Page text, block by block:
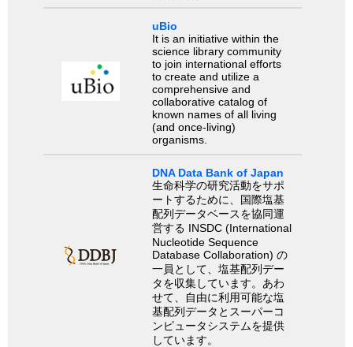
uBio
It is an initiative within the
science library community
to join international efforts
to create and utilize a
comprehensive and
collaborative catalog of
known names of all living
(and once-living)
organisms.
DNA Data Bank of Japan
生命科学の研究活動をサポ
ートするために、国際塩基
配列データベースを協同運
営する INSDC (International
Nucleotide Sequence
Database Collaboration) の
一員として、塩基配列デー
タを収集しています。あわ
せて、自由に利用可能な塩
基配列データとスーパーコ
ンピュータシステムを提供
しています。